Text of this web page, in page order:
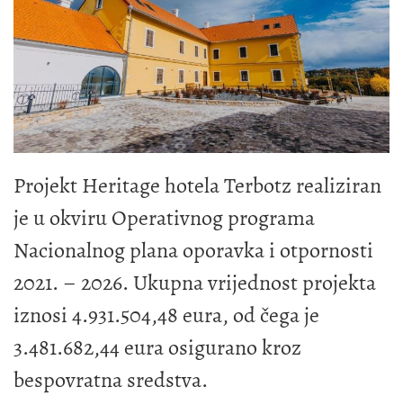
Projekt Heritage hotela Terbotz realiziran
je u okviru Operativnog programa
Nacionalnog plana oporavka i otpornosti
2021. – 2026. Ukupna vrijednost projekta
iznosi 4.931.504,48 eura, od čega je
3.481.682,44 eura osigurano kroz
bespovratna sredstva.